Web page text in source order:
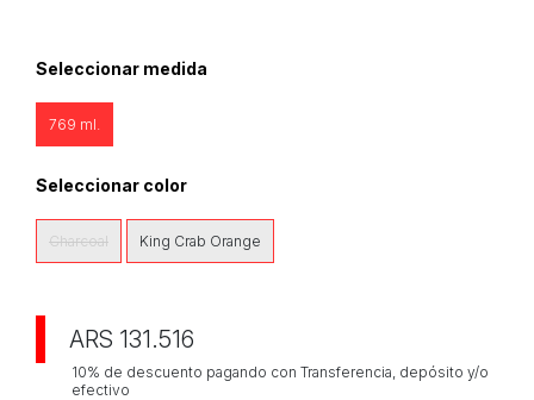
Seleccionar medida
769 ml.
Seleccionar color
Charcoal King Crab Orange
ARS 131.516
10% de descuento pagando con Transferencia, depósito y/o
efectivo